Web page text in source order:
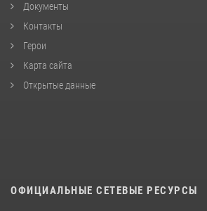
Документы
Контакты
Герои
Карта сайта
Открытые данные
ОФИЦИАЛЬНЫЕ СЕТЕВЫЕ РЕСУРСЫ